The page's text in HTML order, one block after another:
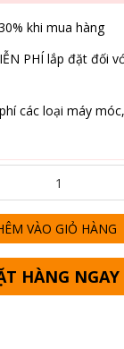
khi mua hàng
PHÍ lắp đặt đối
các loại máy
VÀO GIỎ HÀNG
HÀNG NGAY